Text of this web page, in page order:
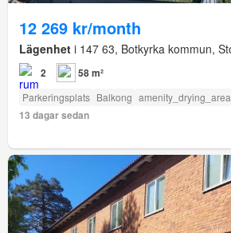
12 269 kr/month
Lägenhet i 147 63, Botkyrka kommun,
2 58 m²
Parkeringsplats Balkong amenity_drying_area
13 dagar sedan